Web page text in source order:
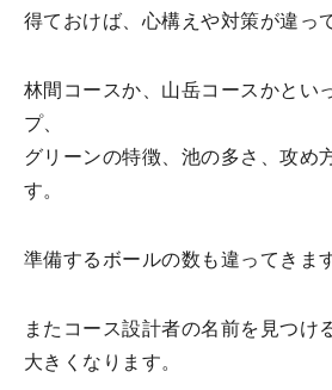
得ておけば、心構えや対策が違っ
林間コースか、山岳コースかとい
プ、
グリーンの特徴、池の多さ、攻め
す。
準備するボールの数も違ってきま
またコース設計者の名前を見つけ
大きくなります。